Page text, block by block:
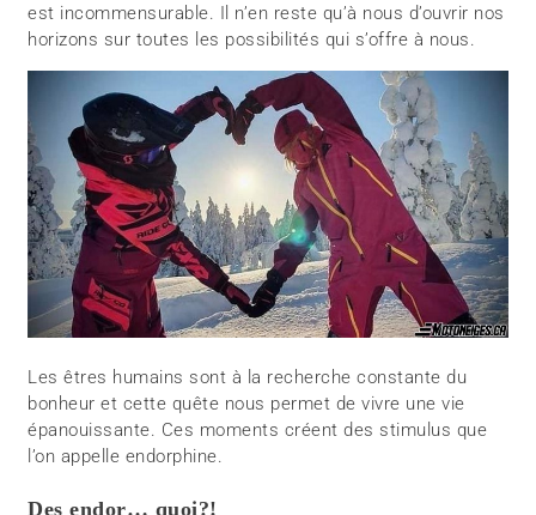
est incommensurable. Il n’en reste qu’à nous d’ouvrir nos
horizons sur toutes les possibilités qui s’offre à nous.
Les êtres humains sont à la recherche constante du
bonheur et cette quête nous permet de vivre une vie
épanouissante. Ces moments créent des stimulus que
l’on appelle endorphine.
Des endor… quoi?!